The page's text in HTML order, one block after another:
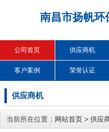
南昌市扬帆环
公司首页 供应商机
客户案例 荣誉认证
供应商机
当前所在位置： 网站首页 > 供应